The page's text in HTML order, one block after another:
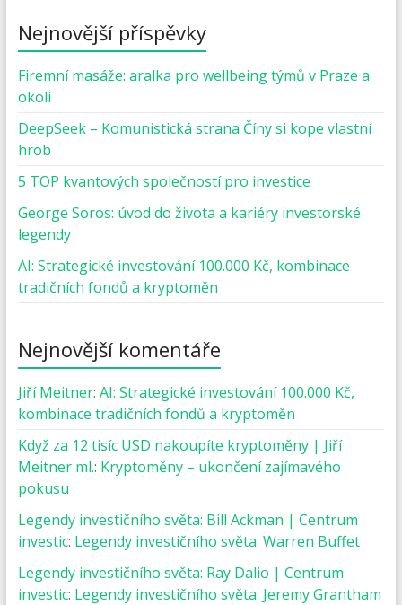
Nejnovější příspěvky
Firemní masáže: aralka pro wellbeing týmů v Praze a
okolí
DeepSeek – Komunistická strana Číny si kope vlastní
hrob
5 TOP kvantových společností pro investice
George Soros: úvod do života a kariéry investorské
legendy
AI: Strategické investování 100.000 Kč, kombinace
tradičních fondů a kryptoměn
Nejnovější komentáře
Jiří Meitner: AI: Strategické investování 100.000 Kč,
kombinace tradičních fondů a kryptoměn
Když za 12 tisíc USD nakoupíte kryptoměny | Jiří
Meitner ml.: Kryptoměny – ukončení zajímavého
pokusu
Legendy investičního světa: Bill Ackman | Centrum
investic: Legendy investičního světa: Warren Buffet
Legendy investičního světa: Ray Dalio | Centrum
investic: Legendy investičního světa: Jeremy Grantham